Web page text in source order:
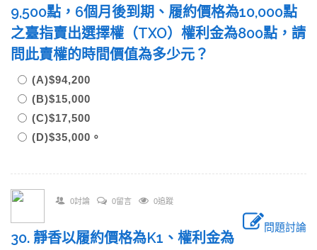
9,500點，6個月後到期、履約價格為10,000點
之臺指賣出選擇權（TXO）權利金為800點，請
問此賣權的時間價值為多少元？
(A)$94,200
(B)$15,000
(C)$17,500
(D)$35,000。
0討論 0留言 0追蹤
問題討論
30. 靜香以履約價格為K1、權利金為